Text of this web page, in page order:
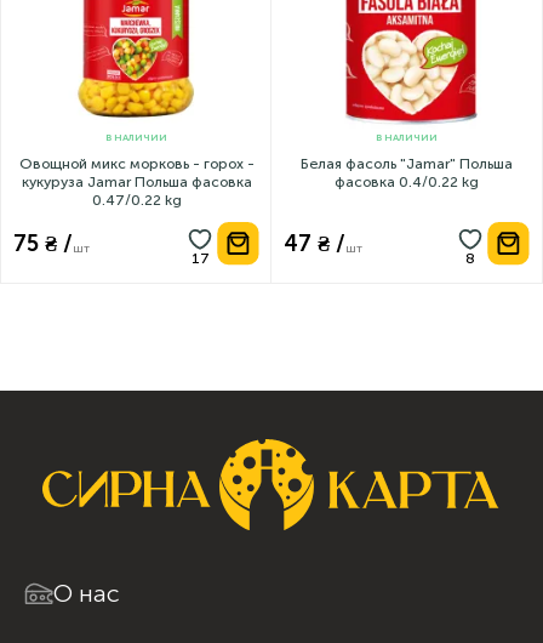
В НАЛИЧИИ
Овощной микс морковь - горох -
кукуруза Jamar Польша фасовка
0.47/0.22 kg
75 ₴ /шт
В НАЛИЧИИ
Белая фасоль "Jamar" Польша
фасовка 0.4/0.22 kg
47 ₴ /шт
О нас